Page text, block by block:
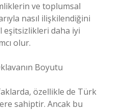
ve toplumsal
nasıl ilişkilendiğini
eşitsizlikleri daha iyi
olur.
Boyutu
özellikle de Türk
sahiptir. Ancak bu